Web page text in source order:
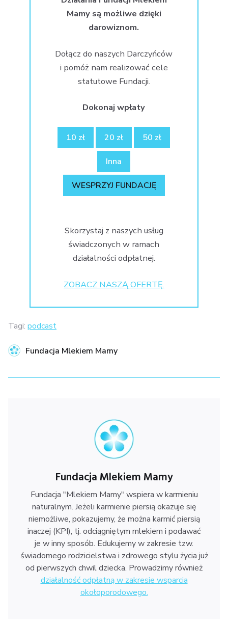
Mamy są możliwe dzięki
darowiznom.
Dołącz do naszych Darczyńców
i pomóż nam realizować cele
statutowe Fundacji.
Dokonaj wpłaty
10 zł 20 zł 50 zł
Inna
WESPRZYJ FUNDACJĘ
Skorzystaj z naszych usług
świadczonych w ramach
działalności odpłatnej.
ZOBACZ NASZĄ OFERTĘ.
Tagi: podcast
Fundacja Mlekiem Mamy
Fundacja Mlekiem Mamy
Fundacja "Mlekiem Mamy" wspiera w karmieniu
naturalnym. Jeżeli karmienie piersią okazuje się
niemożliwe, pokazujemy, że można karmić piersią
inaczej (KPI), tj. odciągniętym mlekiem i podawać
je w inny sposób. Edukujemy w zakresie tzw.
świadomego rodzicielstwa i zdrowego stylu życia już
od pierwszych chwil dziecka. Prowadzimy również
działalność odpłatną w zakresie wsparcia
okołoporodowego.